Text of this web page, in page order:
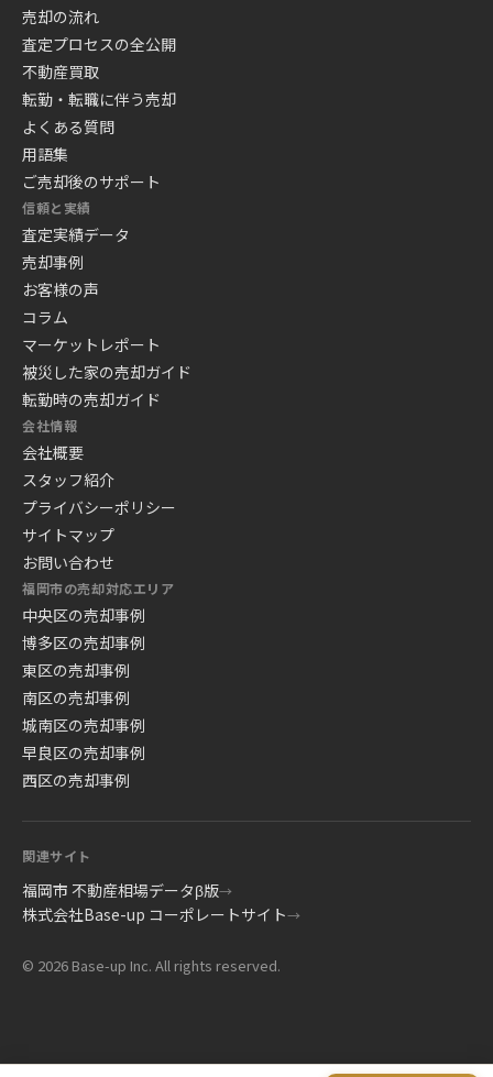
売却の流れ
査定プロセスの全公開
不動産買取
転勤・転職に伴う売却
よくある質問
用語集
ご売却後のサポート
信頼と実績
査定実績データ
売却事例
お客様の声
コラム
マーケットレポート
被災した家の売却ガイド
転勤時の売却ガイド
会社情報
会社概要
スタッフ紹介
プライバシーポリシー
サイトマップ
お問い合わせ
福岡市の売却対応エリア
中央区の売却事例
博多区の売却事例
東区の売却事例
南区の売却事例
城南区の売却事例
早良区の売却事例
西区の売却事例
関連サイト
福岡市 不動産相場データβ版→
株式会社Base-up コーポレートサイト→
© 2026 Base-up Inc. All rights reserved.